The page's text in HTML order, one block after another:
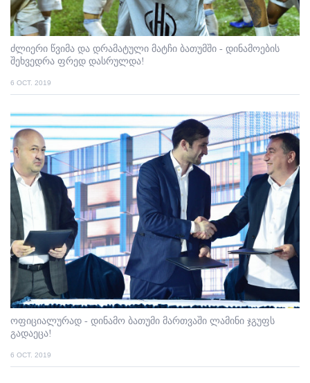
ძლიერი წვიმა და დრამატული მატჩი ბათუმში - დინამოების
შეხვედრა ფრედ დასრულდა!
6 OCT. 2019
ოფიციალურად - დინამო ბათუმი მართვაში ლამინი ჯგუფს
გადაეცა!
6 OCT. 2019